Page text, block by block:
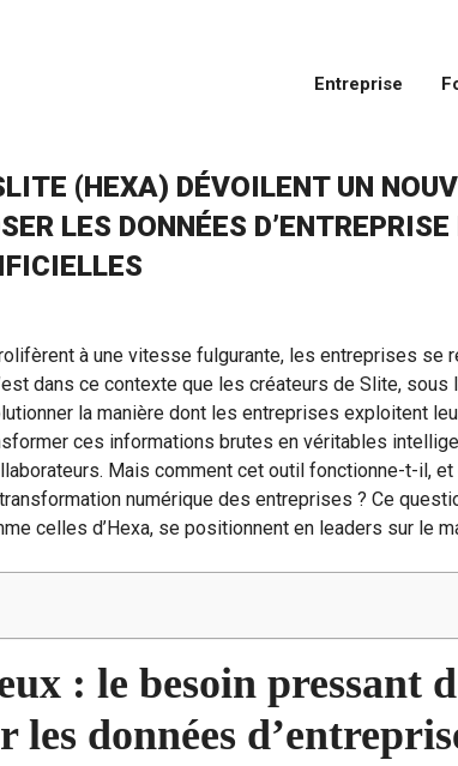
Entreprise
(HEXA) DÉVOILENT UN
LES DONNÉES D’ENTREPRISE
à une vitesse fulgurante, les entreprises se
dans ce contexte que les créateurs de Slite, sous
la manière dont les entreprises exploitent
ces informations brutes en véritables
Mais comment cet outil fonctionne-t-il,
numérique des entreprises ? Ce
celles d’Hexa, se positionnent en leaders sur le
: le besoin pressant
données